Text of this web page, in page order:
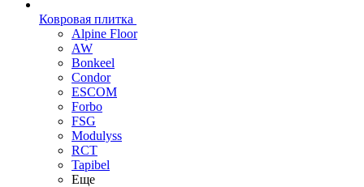
Ковровая плитка
Alpine Floor
AW
Bonkeel
Condor
ESCOM
Forbo
FSG
Modulyss
RCT
Tapibel
Еще